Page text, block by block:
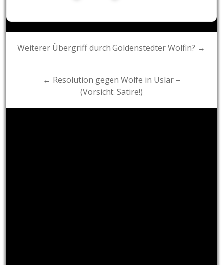
Post
Weiterer Übergriff durch Goldenstedter Wölfin? →
← Resolution gegen Wölfe in Uslar –
(Vorsicht: Satire!)